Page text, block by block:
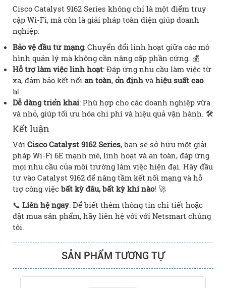
Cisco Catalyst 9162 Series không chỉ là một điểm truy
cập Wi-Fi, mà còn là giải pháp toàn diện giúp doanh
nghiệp:
Bảo vệ đầu tư mạng: Chuyển đổi linh hoạt giữa các mô
hình quản lý mà không cần nâng cấp phần cứng. 💰
Hỗ trợ làm việc linh hoạt: Đáp ứng nhu cầu làm việc từ
xa, đảm bảo kết nối an toàn, ổn định và hiệu suất cao.
📊
Dễ dàng triển khai: Phù hợp cho các doanh nghiệp vừa
và nhỏ, giúp tối ưu hóa chi phí và hiệu quả vận hành. 🛠️
Kết luận
Với Cisco Catalyst 9162 Series, bạn sẽ sở hữu một giải
pháp Wi-Fi 6E mạnh mẽ, linh hoạt và an toàn, đáp ứng
mọi nhu cầu của môi trường làm việc hiện đại. Hãy đầu
tư vào Catalyst 9162 để nâng tầm kết nối mạng và hỗ
trợ công việc bất kỳ đâu, bất kỳ khi nào! 🚀
📞 Liên hệ ngay: Để biết thêm thông tin chi tiết hoặc
đặt mua sản phẩm, hãy liên hệ với với Netsmart chúng
tôi.
SẢN PHẨM TƯƠNG TỰ